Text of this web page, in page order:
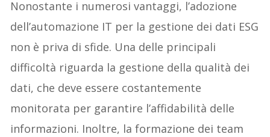
Nonostante i numerosi vantaggi, l’adozione
dell’automazione IT per la gestione dei dati ESG
non è priva di sfide. Una delle principali
difficoltà riguarda la gestione della qualità dei
dati, che deve essere costantemente
monitorata per garantire l’affidabilità delle
informazioni. Inoltre, la formazione dei team